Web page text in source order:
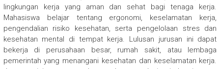
lingkungan kerja yang aman dan sehat bagi tenaga kerja.
Mahasiswa belajar tentang ergonomi, keselamatan kerja,
pengendalian risiko kesehatan, serta pengelolaan stres dan
kesehatan mental di tempat kerja. Lulusan jurusan ini dapat
bekerja di perusahaan besar, rumah sakit, atau lembaga
pemerintah yang menangani kesehatan dan keselamatan kerja.